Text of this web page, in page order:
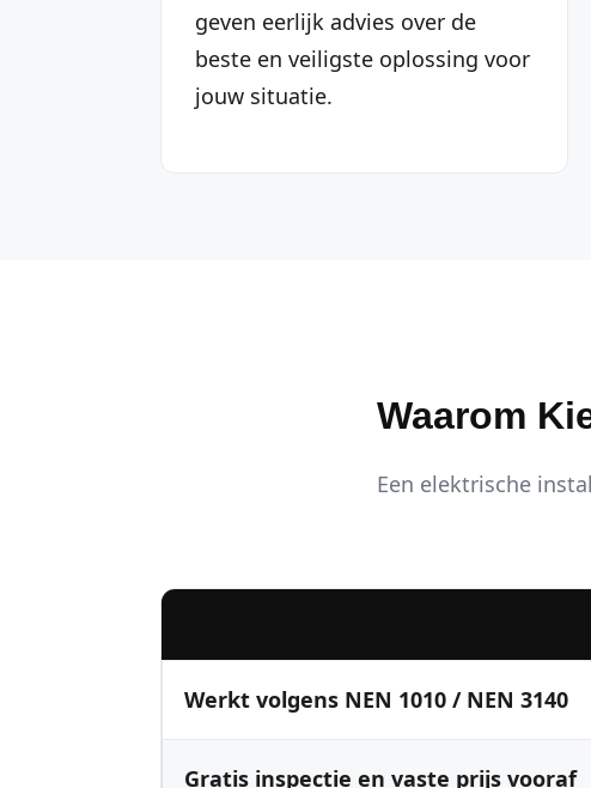
geven eerlijk advies over de
beste en veiligste oplossing voor
jouw situatie.
Waarom
Een elektrische
Werkt volgens NEN 1010 / NEN 3140
Gratis inspectie en vaste prijs vooraf